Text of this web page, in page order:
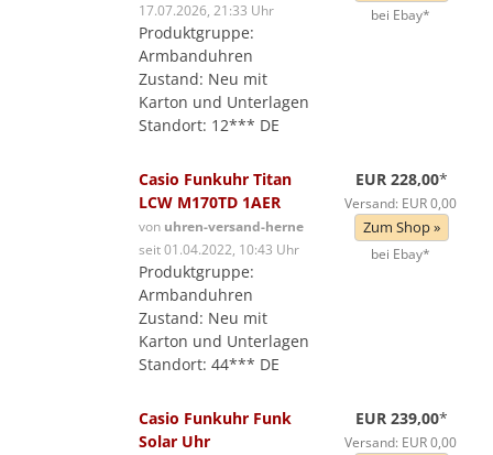
17.07.2026, 21:33 Uhr
Produktgruppe:
Armbanduhren
Zustand: Neu mit
Karton und Unterlagen
Standort: 12*** DE
bei Ebay*
Casio Funkuhr Titan
LCW M170TD 1AER
von uhren-versand-herne
seit 01.04.2022, 10:43 Uhr
Produktgruppe:
Armbanduhren
Zustand: Neu mit
Karton und Unterlagen
Standort: 44*** DE
EUR 228,00*
Versand: EUR 0,00
Zum Shop »
bei Ebay*
Casio Funkuhr Funk
Solar Uhr
EUR 239,00*
Versand: EUR 0,00